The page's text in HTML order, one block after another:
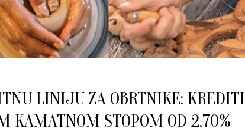
LINIJU ZA OBRTNIKE: KREDITI
KAMATNOM STOPOM OD 2,70%